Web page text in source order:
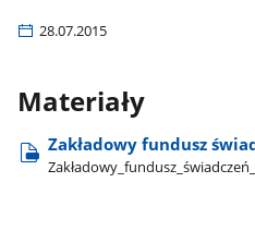
28.07.2015
Materiały
Zakładowy fundusz